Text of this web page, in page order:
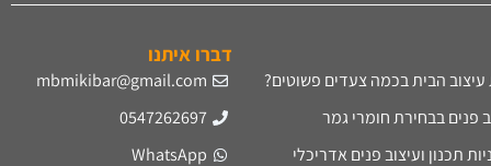
הבית בכמה צעדים פשוטים?
פנים בבחירת חומרי גמר
תכנון ועיצוב פנים אדריכלי
דברו איתנו
mbmikibar@gmail.com
0547262697
WhatsApp